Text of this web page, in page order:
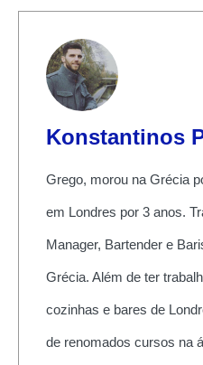
Konstantinos
Grego, morou na Grécia
em Londres por 3 anos.
Manager, Bartender e
Grécia. Além de ter
cozinhas e bares de
de renomados cursos na